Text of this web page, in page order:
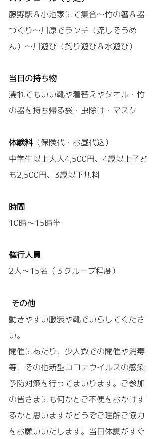
藤野駅＆小池家にて集合～竹の箸＆器
づくり～川原でランチ（流しそうめ
ん）～川遊び（釣り遊び＆水遊び）
当日の持ち物
濡れてもいい靴や着替えやタオル・竹
の器を持ち帰る袋・虫除け・マスク
体験料（保険代・お昼代込）
中学生以上大人4,500円、4歳以上子ど
も2,500円、3歳以下無料
時間
10時～15時半
催行人員
2人～15名（３グループ程度）
その他
動きやすい服装や靴でいらしてくださ
い。
開催にあたり、少人数での開催や消毒
等、その他新型コロナウイルスの感染
予防対策を行ってまいります。ご参加
の皆さまにも何かとご不便をおかけす
るかと思いますがどうぞご理解ご協力
をお願いいたします。当日体調がすぐ